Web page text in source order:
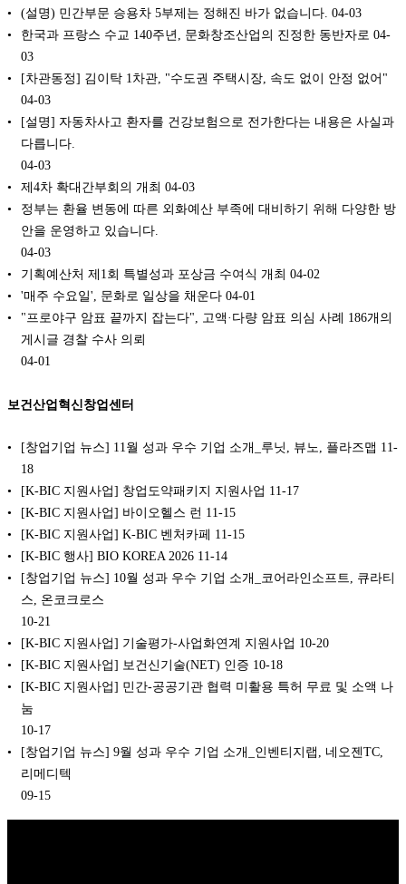
(설명) 민간부문 승용차 5부제는 정해진 바가 없습니다. 04-03
한국과 프랑스 수교 140주년, 문화창조산업의 진정한 동반자로 04-
03
[차관동정] 김이탁 1차관, "수도권 주택시장, 속도 없이 안정 없어"
04-03
[설명] 자동차사고 환자를 건강보험으로 전가한다는 내용은 사실과
다릅니다.
04-03
제4차 확대간부회의 개최 04-03
정부는 환율 변동에 따른 외화예산 부족에 대비하기 위해 다양한 방
안을 운영하고 있습니다.
04-03
기획예산처 제1회 특별성과 포상금 수여식 개최 04-02
'매주 수요일', 문화로 일상을 채운다 04-01
"프로야구 암표 끝까지 잡는다", 고액·다량 암표 의심 사례 186개의
게시글 경찰 수사 의뢰
04-01
보건산업혁신창업센터
[창업기업 뉴스] 11월 성과 우수 기업 소개_루닛, 뷰노, 플라즈맵 11-
18
[K-BIC 지원사업] 창업도약패키지 지원사업 11-17
[K-BIC 지원사업] 바이오헬스 런 11-15
[K-BIC 지원사업] K-BIC 벤처카페 11-15
[K-BIC 행사] BIO KOREA 2026 11-14
[창업기업 뉴스] 10월 성과 우수 기업 소개_코어라인소프트, 큐라티
스, 온코크로스
10-21
[K-BIC 지원사업] 기술평가-사업화연계 지원사업 10-20
[K-BIC 지원사업] 보건신기술(NET) 인증 10-18
[K-BIC 지원사업] 민간-공공기관 협력 미활용 특허 무료 및 소액 나
눔
10-17
[창업기업 뉴스] 9월 성과 우수 기업 소개_인벤티지랩, 네오젠TC,
리메디텍
09-15